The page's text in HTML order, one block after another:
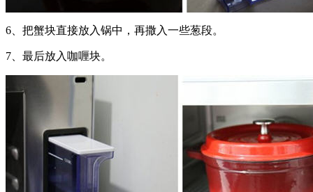
6、把蟹块直接放入锅中，再撒入一些葱段。
7、最后放入咖喱块。